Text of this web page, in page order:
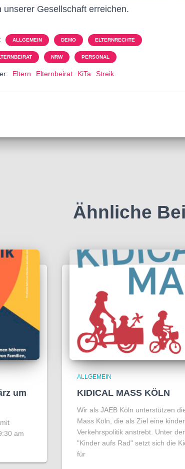
unserer Gesellschaft erreichen.
ALLGEMEIN DEMO ELTERNRECHTE
NRW PERSONAL
Eltern Elternbeirat KiTa Streik
Ähnliche
um
am
ALLGEMEIN
KIDICAL MASS KÖLN
Wir als JAEB Köln unterstützen
Mass Köln, die als Ziel eine
Verkehrspolitik anstrebt. Unter
"Kinder aufs Rad" setzt sich die
für